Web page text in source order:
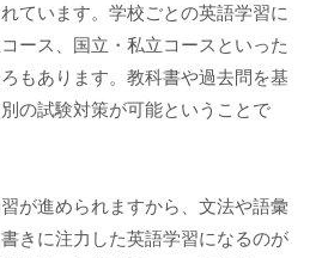
ています。学校ごとの英語学習に
ース、国立・私立コースといった
もあります。教科書や過去問を基
の試験対策が可能ということで
が進められますから、文法や語彙
きに注力した英語学習になるのが